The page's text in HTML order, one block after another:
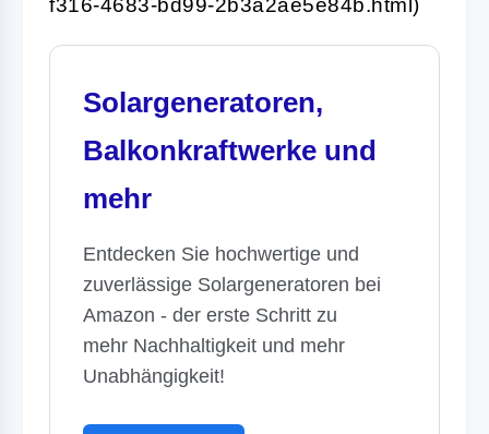
f316-4683-bd99-2b3a2ae5e84b.html)
Solargeneratoren,
Balkonkraftwerke und
mehr
Entdecken Sie hochwertige und
zuverlässige Solargeneratoren bei
Amazon - der erste Schritt zu
mehr Nachhaltigkeit und mehr
Unabhängigkeit!